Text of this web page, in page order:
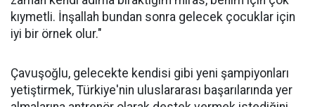
kıymetli. İnşallah bundan sonra gelecek çocuklar için
iyi bir örnek olur."
Çavuşoğlu, gelecekte kendisi gibi yeni şampiyonları
yetiştirmek, Türkiye'nin uluslararası başarılarında yer